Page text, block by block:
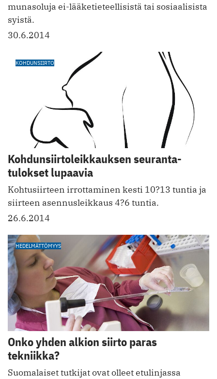
munasoluja ei-lääketieteellisistä tai sosiaalisista
syistä.
30.6.2014
KOHDUNSIIRTO
Kohdunsiirtoleikkauksen seuranta­
tulokset lupaavia
Kohtusiirteen irrottaminen kesti 10?13 tuntia ja
siirteen asennusleikkaus 4?6 tuntia.
26.6.2014
HEDELMÄTTÖMYYS
Onko yhden alkion siirto paras
tekniikka?
Suomalaiset tutkijat ovat olleet etulinjassa